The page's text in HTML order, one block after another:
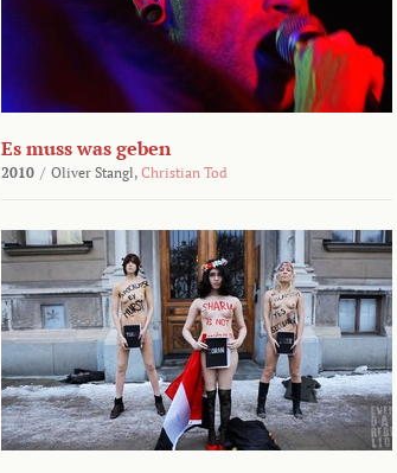
Es muss was geben
2010 / Oliver Stangl, Christian Tod